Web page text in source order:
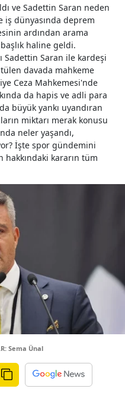
ve Sadettin Saran neden
iş dünyasında deprem
ardından arama
haline geldi.
Sadettin Saran ile kardeşi
davada mahkeme
Ceza Mahkemesi'nde
da hapis ve adli para
büyük yankı uyandıran
miktarı merak konusu
neler yaşandı,
İşte spor gündemini
hakkındaki kararın tüm
Sema Ünal